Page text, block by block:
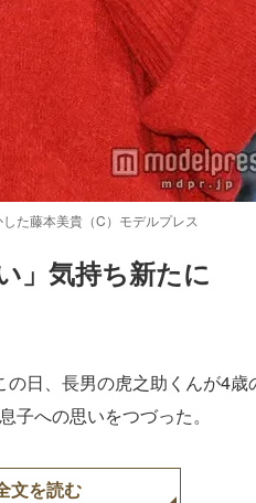
た藤本美貴（C）モデルプレス
」気持ち新たに
日、長男の虎之助くんが4
への思いをつづった。
文を読む